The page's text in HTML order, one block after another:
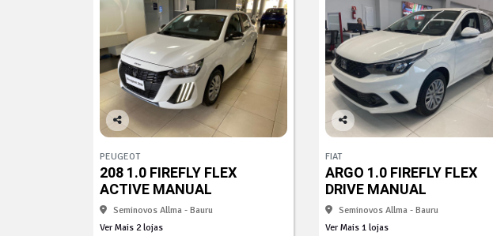
Co
arti
lhe
PEUGEOT
208 1.0 FIREFLY FLEX
ACTIVE MANUAL
Seminovos Allma - Bauru
Ver Mais 2 lojas
Co
arti
lhe
FIAT
ARGO 1.0 FIREFLY FLEX
DRIVE MANUAL
Seminovos Allma - Bauru
Ver Mais 1 lojas